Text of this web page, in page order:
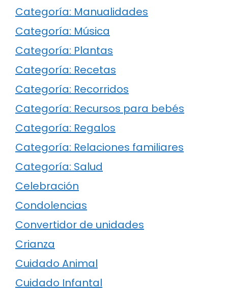
Categoría: Manualidades
Categoría: Música
Categoría: Plantas
Categoría: Recetas
Categoría: Recorridos
Categoría: Recursos para bebés
Categoría: Regalos
Categoría: Relaciones familiares
Categoría: Salud
Celebración
Condolencias
Convertidor de unidades
Crianza
Cuidado Animal
Cuidado Infantal